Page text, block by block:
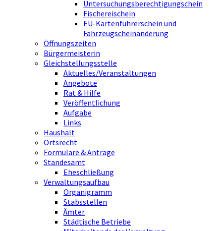
Untersuchungsberechtigungschein
Fischereischein
EU-Kartenführerschein und
Fahrzeugscheinänderung
Öffnungszeiten
Bürgermeisterin
Gleichstellungsstelle
Aktuelles/Veranstaltungen
Angebote
Rat & Hilfe
Veröffentlichung
Aufgabe
Links
Haushalt
Ortsrecht
Formulare & Anträge
Standesamt
Eheschließung
Verwaltungsaufbau
Organigramm
Stabsstellen
Ämter
Städtische Betriebe